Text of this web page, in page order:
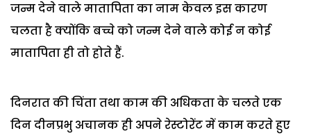
जन्म देने वाले मातापिता का नाम केवल इस कारण
चलता है क्योंकि बच्चे को जन्म देने वाले कोई न कोई
मातापिता ही तो होते हैं.
दिनरात की चिंता तथा काम की अधिकता के चलते एक
दिन दीनप्रभु अचानक ही अपने रेस्टोरेंट में काम करते हुए